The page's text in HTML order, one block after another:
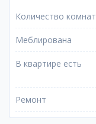
Количество комнат
Меблирована
В квартире есть
Ремонт